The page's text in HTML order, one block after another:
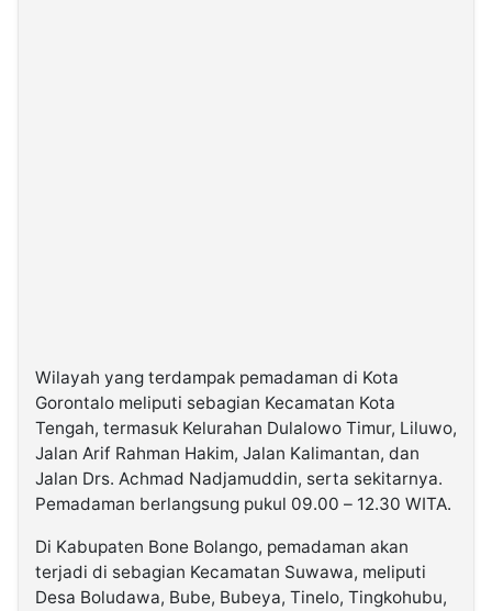
Wilayah yang terdampak pemadaman di Kota
Gorontalo meliputi sebagian Kecamatan Kota
Tengah, termasuk Kelurahan Dulalowo Timur, Liluwo,
Jalan Arif Rahman Hakim, Jalan Kalimantan, dan
Jalan Drs. Achmad Nadjamuddin, serta sekitarnya.
Pemadaman berlangsung pukul 09.00 – 12.30 WITA.
Di Kabupaten Bone Bolango, pemadaman akan
terjadi di sebagian Kecamatan Suwawa, meliputi
Desa Boludawa, Bube, Bubeya, Tinelo, Tingkohubu,